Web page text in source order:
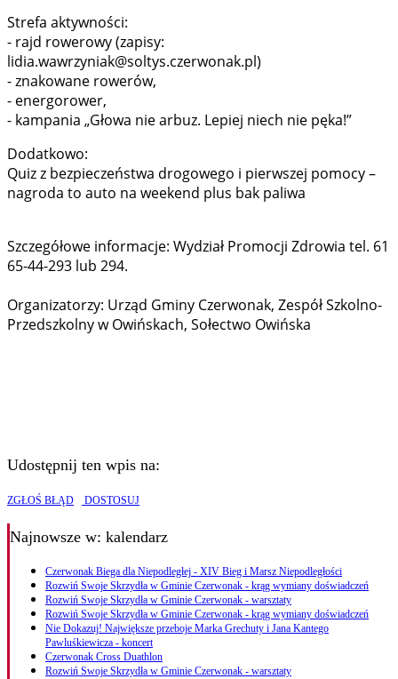
Strefa aktywności:
- rajd rowerowy (zapisy:
lidia.wawrzyniak@soltys.czerwonak.pl)
- znakowane rowerów,
- energorower,
- kampania „Głowa nie arbuz. Lepiej niech nie pęka!”
Dodatkowo:
Quiz z bezpieczeństwa drogowego i pierwszej pomocy –
nagroda to auto na weekend plus bak paliwa
Szczegółowe informacje: Wydział Promocji Zdrowia tel. 61
65-44-293 lub 294.
Organizatorzy: Urząd Gminy Czerwonak, Zespół Szkolno-
Przedszkolny w Owińskach, Sołectwo Owińska
Udostępnij ten wpis na:
ZGŁOŚ BŁĄD DOSTOSUJ
Najnowsze w: kalendarz
Czerwonak Biega dla Niepodległej - XIV Bieg i Marsz Niepodległości
Rozwiń Swoje Skrzydła w Gminie Czerwonak - krąg wymiany doświadczeń
Rozwiń Swoje Skrzydła w Gminie Czerwonak - warsztaty
Rozwiń Swoje Skrzydła w Gminie Czerwonak - krąg wymiany doświadczeń
Nie Dokazuj! Największe przeboje Marka Grechuty i Jana Kantego
Pawluśkiewicza - koncert
Czerwonak Cross Duathlon
Rozwiń Swoje Skrzydła w Gminie Czerwonak - warsztaty